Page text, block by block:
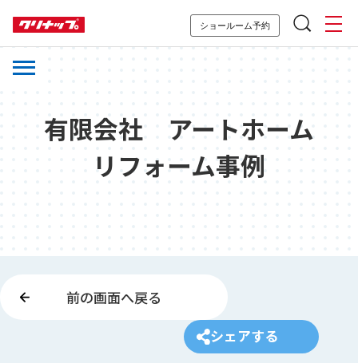
ショールーム予約
有限会社 アートホーム
リフォーム事例
前の画面へ戻る
シェアする